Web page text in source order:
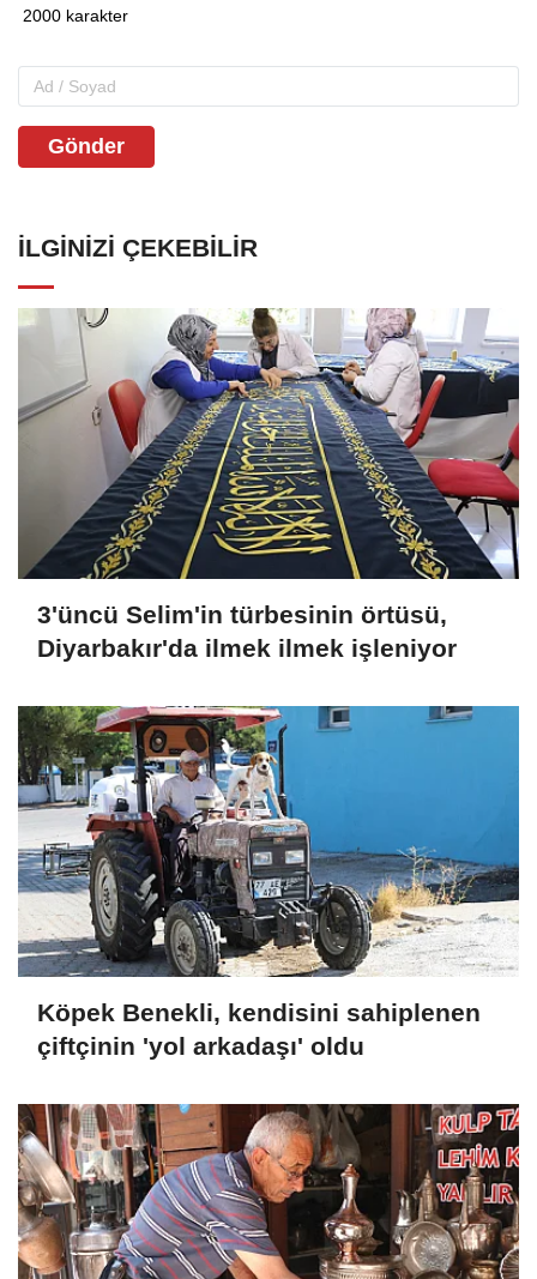
Gönder
İLGINIZI ÇEKEBILIR
3'üncü Selim'in türbesinin örtüsü,
Diyarbakır'da ilmek ilmek işleniyor
Köpek Benekli, kendisini sahiplenen
çiftçinin 'yol arkadaşı' oldu